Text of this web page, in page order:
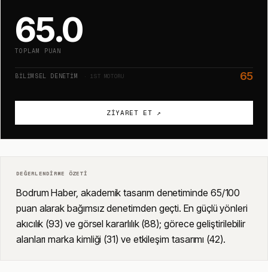
65.0
TOPLAM PUAN
BILIMSEL DENETIM · 1ST MOTORU 65
ZIYARET ET ↗
DEĞERLENDIRME ÖZETI
Bodrum Haber, akademik tasarım denetiminde 65/100
puan alarak bağımsız denetimden geçti. En güçlü yönleri
akıcılık (93) ve görsel kararlılık (88); görece geliştirilebilir
alanları marka kimliği (31) ve etkileşim tasarımı (42).